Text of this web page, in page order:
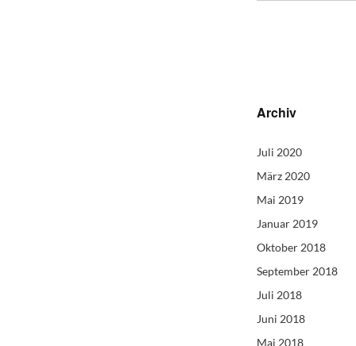
Archiv
Juli 2020
März 2020
Mai 2019
Januar 2019
Oktober 2018
September 2018
Juli 2018
Juni 2018
Mai 2018